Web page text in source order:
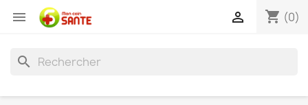
 shopping_cart (0)

search